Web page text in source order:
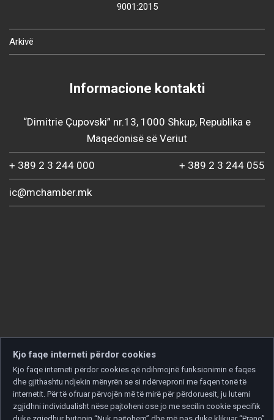
9001:2015
Arkivë
Informacione kontakti
“Dimitrie Çupovski” nr.13, 1000 Shkup, Republika e
Maqedonisë së Veriut
+ 389 2 3 244 000 + 389 2 3 244 055
ic@mchamber.mk
Kjo faqe interneti përdor cookies
Kjo faqe interneti përdor cookies që ndihmojnë funksionimin e faqes
dhe gjithashtu ndjekin mënyrën se si ndërveproni me faqen tonë të
internetit. Për të ofruar përvojën më të mirë për përdoruesit, ju lutemi
zgjidhni individualisht nëse pajtoheni ose jo me secilin cookie specifik